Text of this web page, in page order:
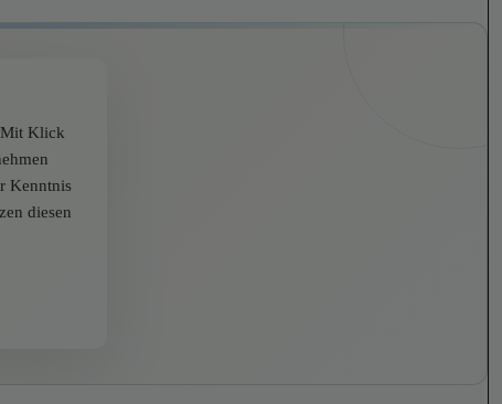
Mit Klick
Kenntnis
diesen